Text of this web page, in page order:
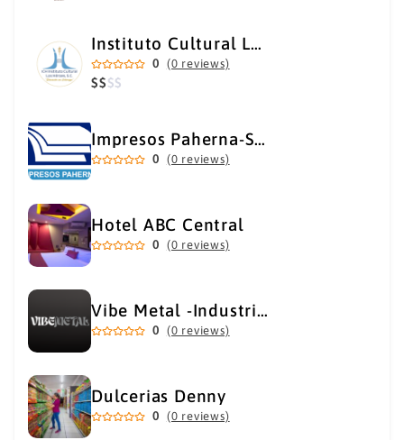
Instituto Cultural Los Héroes
0 (0 reviews)
$$$$
Impresos Paherna-Servicios Gráficos Industriales
0 (0 reviews)
Hotel ABC Central
0 (0 reviews)
Vibe Metal -Industrial Metal Supply
0 (0 reviews)
Dulcerias Denny
0 (0 reviews)